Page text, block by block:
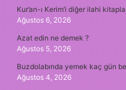
Kur’an-ı Kerim’i diğer ilahi
Ağustos 6, 2026
Azat edin ne demek ?
Ağustos 5, 2026
Buzdolabında yemek kaç gün
Ağustos 4, 2026